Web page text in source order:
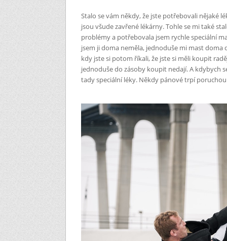
Stalo se vám někdy, že jste potřebovali nějaké
jsou všude zavřené lékárny. Tohle se mi také
problémy a potřebovala jsem rychle speciální
jsem ji doma neměla, jednoduše mi mast doma
kdy jste si potom říkali, že jste si měli koupit
jednoduše do zásoby koupit nedají. A kdybych
tady speciální léky. Někdy pánové trpí